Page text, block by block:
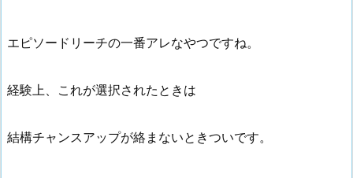
エピソードリーチの一番アレなやつですね。
経験上、これが選択されたときは
結構チャンスアップが絡まないときついです。